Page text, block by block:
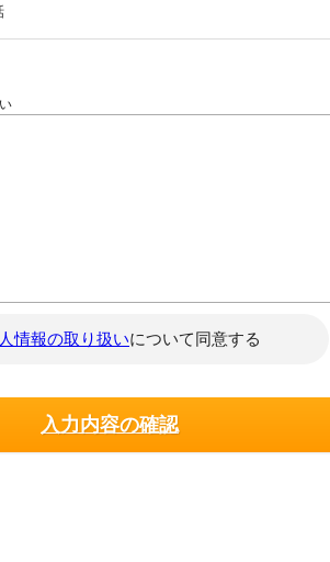
情報の取り扱いについて同意する